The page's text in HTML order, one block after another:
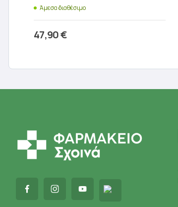
Άμεσα διαθέσιμο
47,90€